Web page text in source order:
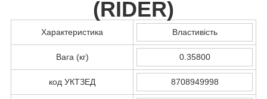
(RIDER)
Характеристика Властивість
Вага (кг) 0.35800
код УКТЗЕД 8708949998